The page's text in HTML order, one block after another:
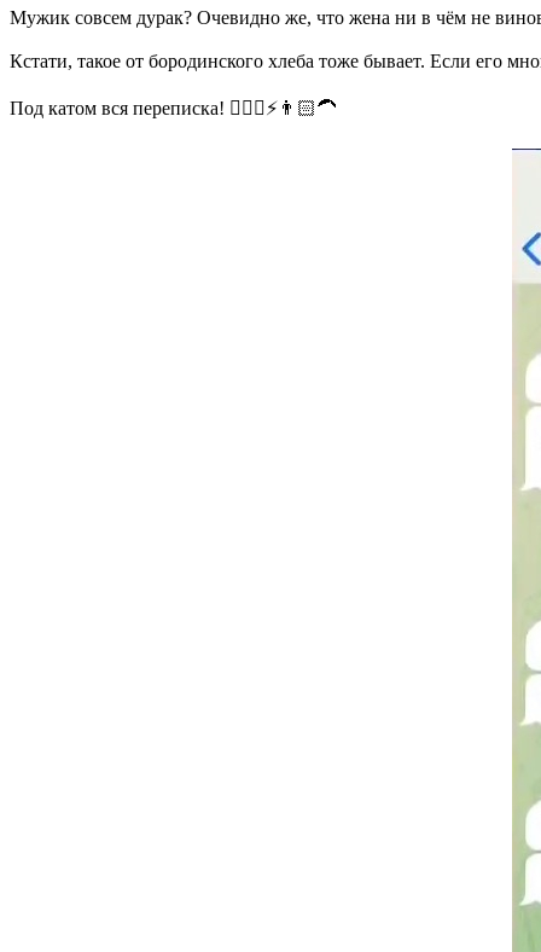
Мужик совсем дурак? Очевидно же, что жена ни в чём не
Кстати, такое от бородинского хлеба тоже бывает. Если его
Под катом вся переписка! 👱🏼‍♀️⚡️👨🏻‍🦱